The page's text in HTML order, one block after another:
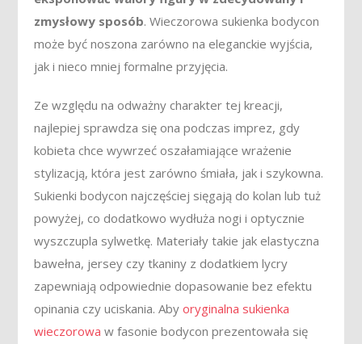
zmysłowy sposób. Wieczorowa sukienka bodycon
może być noszona zarówno na eleganckie wyjścia,
jak i nieco mniej formalne przyjęcia.
Ze względu na odważny charakter tej kreacji,
najlepiej sprawdza się ona podczas imprez, gdy
kobieta chce wywrzeć oszałamiające wrażenie
stylizacją, która jest zarówno śmiała, jak i szykowna.
Sukienki bodycon najczęściej sięgają do kolan lub tuż
powyżej, co dodatkowo wydłuża nogi i optycznie
wyszczupla sylwetkę. Materiały takie jak elastyczna
bawełna, jersey czy tkaniny z dodatkiem lycry
zapewniają odpowiednie dopasowanie bez efektu
opinania czy uciskania. Abyoryginalna sukienka
wieczorowa w fasonie bodycon prezentowała się